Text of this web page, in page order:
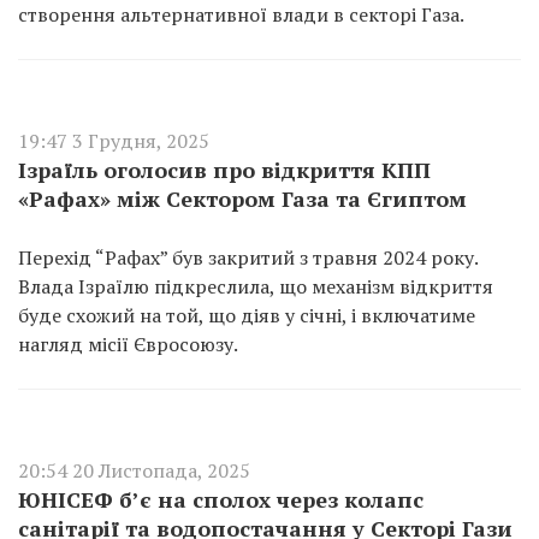
створення альтернативної влади в секторі Газа.
19:47 3 Грудня, 2025
Ізраїль оголосив про відкриття КПП
«Рафах» між Сектором Газа та Єгиптом
Перехід “Рафах” був закритий з травня 2024 року.
Влада Ізраїлю підкреслила, що механізм відкриття
буде схожий на той, що діяв у січні, і включатиме
нагляд місії Євросоюзу.
20:54 20 Листопада, 2025
ЮНІСЕФ б’є на сполох через колапс
санітарії та водопостачання у Секторі Гази